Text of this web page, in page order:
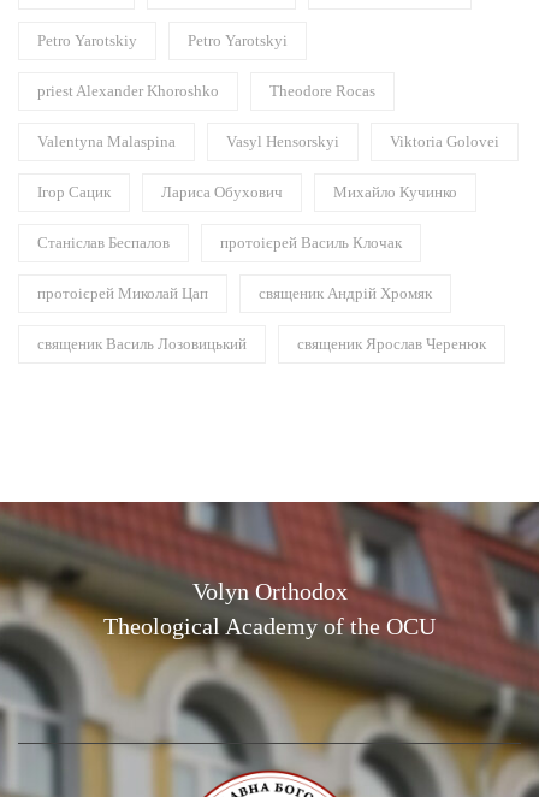
Petro Yarotskiy Petro Yarotskyi
priest Alexander Khoroshko Theodore Rocas
Valentyna Malaspina Vasyl Hensorskyi Viktoria Golovei
Ігор Сацик Лариса Обухович Михайло Кучинко
Станіслав Беспалов протоієрей Василь Клочак
протоієрей Миколай Цап священик Андрій Хромяк
священик Василь Лозовицький священик Ярослав Черенюк
Volyn Orthodox
Theological Academy of the OCU